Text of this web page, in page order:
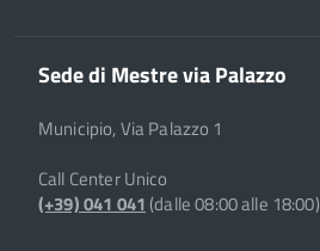
Sede di Mestre via Palazzo
Municipio, Via Palazzo 1
Call Center Unico
(+39) 041 041(dalle 08:00 alle 18:00)